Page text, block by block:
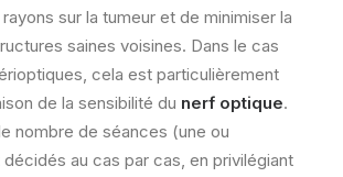
sur la tumeur et de minimiser la
saines voisines. Dans le cas
cela est particulièrement
de la sensibilité du nerf optique.
nombre de séances (une ou
au cas par cas, en privilégiant